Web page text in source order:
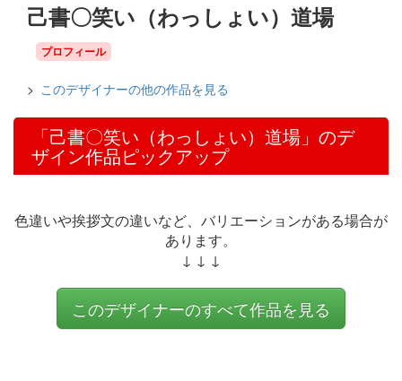
己書〇笑い（わっしょい）道場
プロフィール
このデザイナーの他の作品を見る
「己書〇笑い（わっしょい）道場」のデ
ザイン作品ピックアップ
色違いや挨拶文の違いなど、バリエーションがある場合が
あります。
↓ ↓ ↓
このデザイナーのすべて作品を見る